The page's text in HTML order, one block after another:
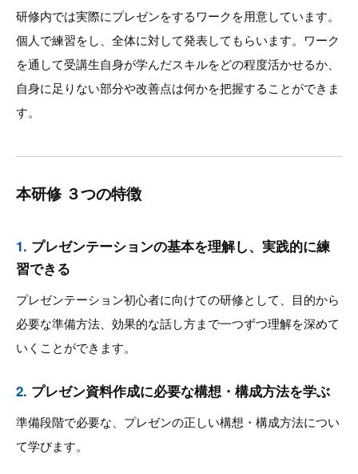
研修内では実際にプレゼンをするワークを用意しています。
個人で練習をし、全体に対して発表してもらいます。ワーク
を通して受講生自身が学んだスキルをどの程度活かせるか、
自身に足りない部分や改善点は何かを把握することができま
す。
本研修 ３つの特徴
1. プレゼンテーションの基本を理解し、実践的に練
習できる
プレゼンテーション初心者に向けての研修として、目的から
必要な準備方法、効果的な話し方まで一つずつ理解を深めて
いくことができます。
2. プレゼン資料作成に必要な構想・構成方法を学ぶ
準備段階で必要な、プレゼンの正しい構想・構成方法につい
て学びます。